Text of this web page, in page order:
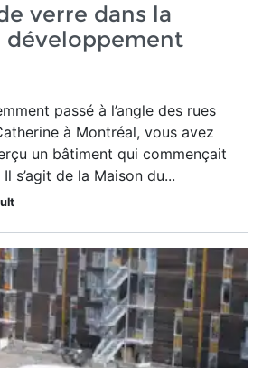
verre dans la
développement
passé à l’angle des rues
à Montréal, vous avez
un bâtiment qui commençait
s’agit de la Maison du...